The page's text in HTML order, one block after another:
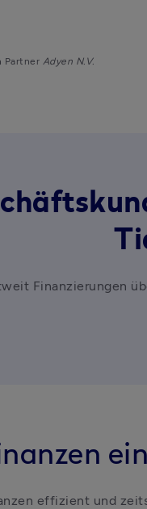
Partner Adyen N.V.
Finanzierungen
effizient und